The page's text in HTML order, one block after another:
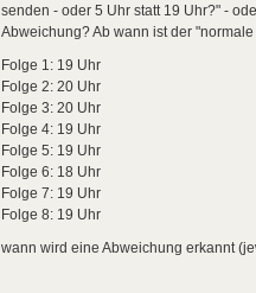
senden - oder 5 Uhr statt 19 Uhr?" -
Abweichung? Ab wann ist der
Folge 1: 19 Uhr
Folge 2: 20 Uhr
Folge 3: 20 Uhr
Folge 4: 19 Uhr
Folge 5: 19 Uhr
Folge 6: 18 Uhr
Folge 7: 19 Uhr
Folge 8: 19 Uhr
wann wird eine Abweichung erkannt